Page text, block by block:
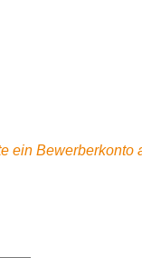
ein Bewerberkonto